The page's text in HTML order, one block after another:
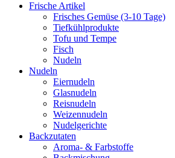
Frische Artikel
Frisches Gemüse (3-10 Tage)
Tiefkühlprodukte
Tofu und Tempe
Fisch
Nudeln
Nudeln
Eiernudeln
Glasnudeln
Reisnudeln
Weizennudeln
Nudelgerichte
Backzutaten
Aroma- & Farbstoffe